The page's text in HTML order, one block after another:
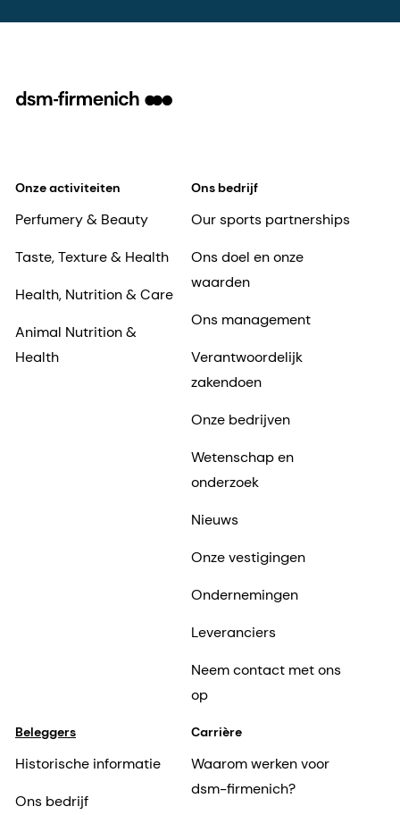
Onze activiteiten
Perfumery & Beauty
Taste, Texture & Health
Health, Nutrition & Care
Animal Nutrition &
Health
Ons bedrijf
Our sports partnerships
Ons doel en onze
waarden
Ons management
Verantwoordelijk
zakendoen
Onze bedrijven
Wetenschap en
onderzoek
Nieuws
Onze vestigingen
Ondernemingen
Leveranciers
Neem contact met ons
op
Beleggers
Historische informatie
Ons bedrijf
Carrière
Waarom werken voor
dsm-firmenich?